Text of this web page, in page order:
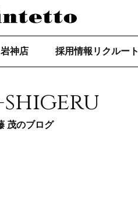
岩神店 採用情報リクルート
茂のブログ